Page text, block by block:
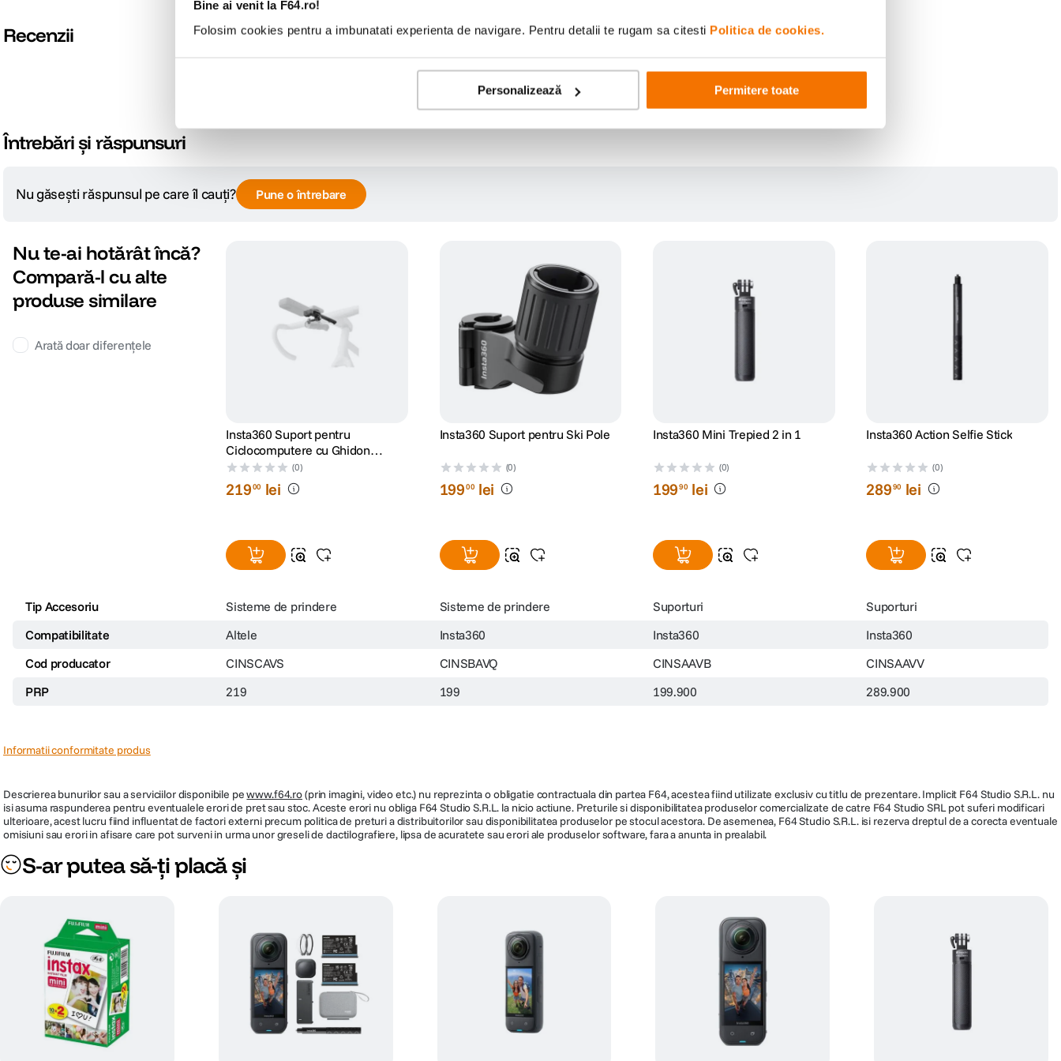
Bine ai venit la F64.ro!
Folosim cookies pentru a imbunatati experienta de navigare. Pentru detalii te rugam sa citesti Politica de cookies.
Personalizează Permitere toate
Recenzii
Scrie prima recenzie
Întrebări și răspunsuri
Nu găsești răspunsul pe care îl cauți? Pune o întrebare
Nu te-ai hotărât încă?
Compară-l cu alte
produse similare
Arată doar diferențele
Insta360 Suport pentru
Ciclocomputere cu Ghidon
Integrat
(0)
21900 lei
Insta360 Suport pentru Ski Pole
(0)
19900 lei
Insta360 Mini Trepied 2 in 1
(0)
19990 lei
Insta360 Action Selfie Stick
(0)
28990 lei
Tip Accesoriu Sisteme de prindere Sisteme de prindere Suporturi
Suporturi
Compatibilitate
Altele Insta360 Insta360
Insta360
Cod producator
CINSCAVS CINSBAVQ CINSAAVB
CINSAAVV
PRP
219 199 199.900 289.900
Informatii conformitate produs
Descrierea bunurilor sau a serviciilor disponibile pewww.f64.ro(prin imagini, video etc.) nu reprezinta o obligatie contractuala din partea F64, acestea fiind utilizate exclusiv cu titlu de prezentare. Implicit F64 Studio S.R.L. nu
isi asuma raspunderea pentru eventualele erori de pret sau stoc. Aceste erori nu obliga F64 Studio S.R.L. la nicio actiune. Preturile si disponibilitatea produselor comercializate de catre F64 Studio SRL pot suferi modificari
ulterioare, acest lucru fiind influentat de factori externi precum politica de preturi a distribuitorilor sau disponibilitatea produselor pe stocul acestora. De asemenea, F64 Studio S.R.L. isi rezerva dreptul de a corecta eventuale
omisiuni sau erori in afisare care pot surveni in urma unor greseli de dactilografiere, lipsa de acuratete sau erori ale produselor software, fara a anunta in prealabil.
S-ar putea să-ți placă și